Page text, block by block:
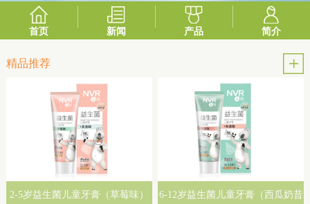
首页 新闻 产品 简介
精品推荐
2-5岁益生菌儿童牙膏（草莓味） 6-12岁益生菌儿童牙膏（西瓜奶昔